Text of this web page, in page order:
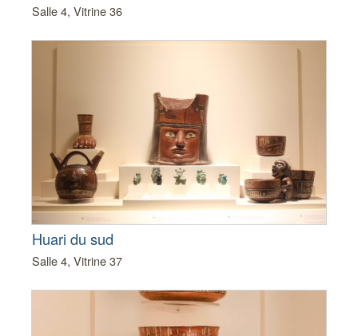
Salle 4, Vitrine 36
Huari du sud
Salle 4, Vitrine 37